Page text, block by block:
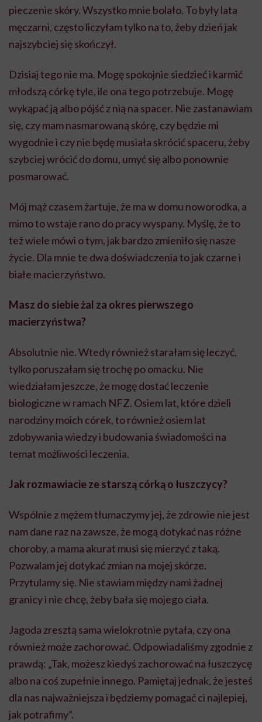
pieczenie skóry. Wszystko mnie bolało. To były lata
męczarni, często liczyłam tylko na to, żeby dzień jak
najszybciej się skończył.
Dzisiaj tego nie ma. Mogę spokojnie siedzieć i karmić
młodszą córkę tyle, ile ona tego potrzebuje. Mogę
wykąpać ją albo pójść z nią na spacer. Nie zastanawiam
się, czy mam nasmarowaną skórę, czy będzie mi
wygodnie i czy nie będę musiała skrócić spaceru, żeby
szybciej wrócić do domu, umyć się albo ponownie
posmarować.
Mój mąż czasem żartuje, że ma w domu noworodka, a
mimo to wstaje rano do pracy wyspany. Myślę, że to
też wiele mówi o tym, jak bardzo zmieniło się nasze
życie. Dla mnie te dwa doświadczenia to jak czarne i
białe macierzyństwo.
Masz do siebie żal za okres pierwszego
macierzyństwa?
Absolutnie nie. Wtedy również starałam się leczyć,
tylko poruszałam się trochę po omacku. Nie
wiedziałam jeszcze, że mogę dostać leczenie
biologiczne w ramach NFZ. Osiem lat, które dzieli
narodziny moich córek, to również osiem lat
zdobywania wiedzy i budowania świadomości na
temat możliwości leczenia.
Jak rozmawiacie ze starszą córką o łuszczycy?
Wspólnie z mężem tłumaczymy jej, że zdrowie nie jest
nam dane raz na zawsze, że mogą dotykać nas różne
choroby, a mama akurat musi się mierzyć z taką.
Pozwalam jej dotykać zmian na mojej skórze.
Przytulamy się. Nie stawiam między nami żadnej
granicy i nie chcę, żeby bała się mojego ciała.
Jagoda zresztą sama wielokrotnie pytała, czy ona
również może zachorować. Odpowiadaliśmy zgodnie z
prawdą: „Tak, możesz kiedyś zachorować na łuszczycę
albo na coś zupełnie innego. Pamiętaj jednak, że jesteś
dla nas najważniejsza i będziemy pomagać ci najlepiej,
jak potrafimy”.